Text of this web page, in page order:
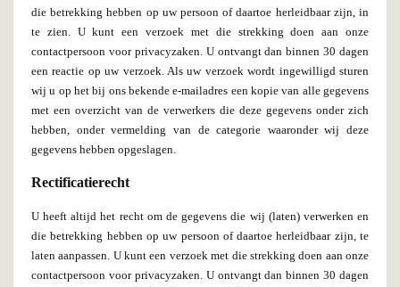
die betrekking hebben op uw persoon of daartoe herleidbaar zijn, in
te zien. U kunt een verzoek met die strekking doen aan onze
contactpersoon voor privacyzaken. U ontvangt dan binnen 30 dagen
een reactie op uw verzoek. Als uw verzoek wordt ingewilligd sturen
wij u op het bij ons bekende e-mailadres een kopie van alle gegevens
met een overzicht van de verwerkers die deze gegevens onder zich
hebben, onder vermelding van de categorie waaronder wij deze
gegevens hebben opgeslagen.
Rectificatierecht
U heeft altijd het recht om de gegevens die wij (laten) verwerken en
die betrekking hebben op uw persoon of daartoe herleidbaar zijn, te
laten aanpassen. U kunt een verzoek met die strekking doen aan onze
contactpersoon voor privacyzaken. U ontvangt dan binnen 30 dagen